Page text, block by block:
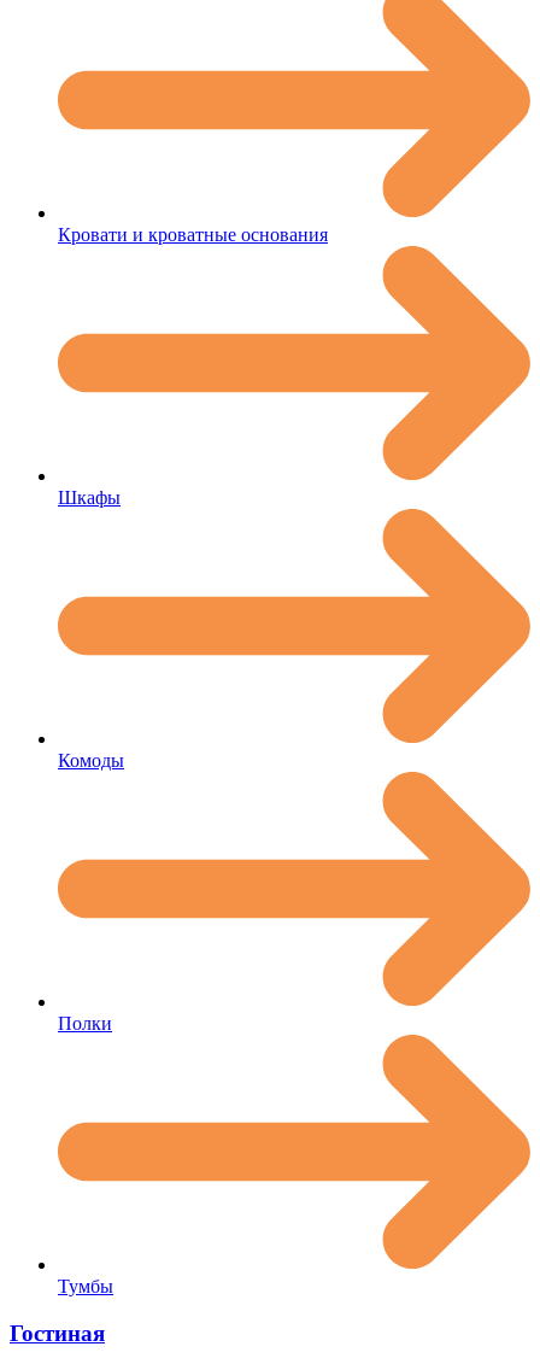
Кровати и кроватные основания
Шкафы
Комоды
Полки
Тумбы
Гостиная